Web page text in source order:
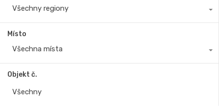
Všechny regiony
Místo
Všechna místa
Objekt č.